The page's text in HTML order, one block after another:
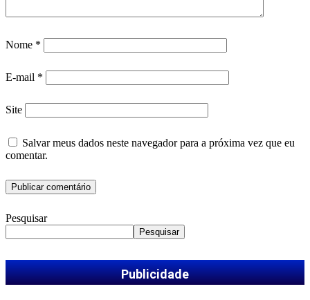
Nome *
E-mail *
Site
Salvar meus dados neste navegador para a próxima vez que eu
comentar.
Pesquisar
Pesquisar
Publicidade